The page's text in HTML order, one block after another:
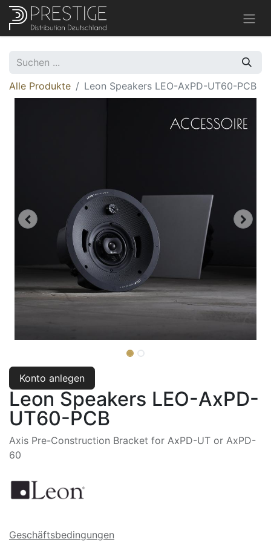
Alle Produkte Leon Speakers LEO-AxPD-UT60-PCB
Konto anlegen
Leon Speakers LEO-AxPD-
UT60-PCB
Axis Pre-Construction Bracket for AxPD-UT or AxPD-
60
Geschäftsbedingungen